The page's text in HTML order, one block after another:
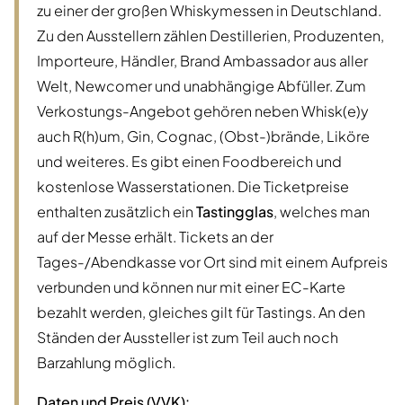
zu einer der großen Whiskymessen in Deutschland.
Zu den Ausstellern zählen Destillerien, Produzenten,
Importeure, Händler, Brand Ambassador aus aller
Welt, Newcomer und unabhängige Abfüller. Zum
Verkostungs-Angebot gehören neben Whisk(e)y
auch R(h)um, Gin, Cognac, (Obst-)brände, Liköre
und weiteres. Es gibt einen Foodbereich und
kostenlose Wasserstationen. Die Ticketpreise
enthalten zusätzlich einTastingglas, welches man
auf der Messe erhält. Tickets an der
Tages-/Abendkasse vor Ort sind mit einem Aufpreis
verbunden und können nur mit einer EC-Karte
bezahlt werden, gleiches gilt für Tastings. An den
Ständen der Aussteller ist zum Teil auch noch
Barzahlung möglich.